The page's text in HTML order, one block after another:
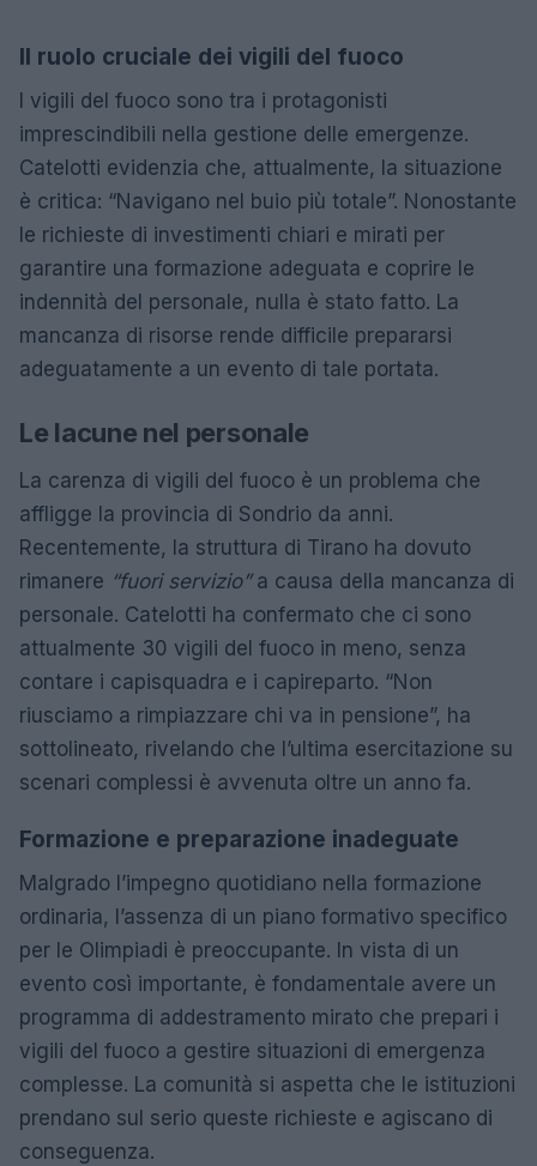
Il ruolo cruciale dei vigili del fuoco
I vigili del fuoco sono tra i protagonisti
imprescindibili nella gestione delle emergenze.
Catelotti evidenzia che, attualmente, la situazione
è critica: “Navigano nel buio più totale”. Nonostante
le richieste di investimenti chiari e mirati per
garantire una formazione adeguata e coprire le
indennità del personale, nulla è stato fatto. La
mancanza di risorse rende difficile prepararsi
adeguatamente a un evento di tale portata.
Le lacune nel personale
La carenza di vigili del fuoco è un problema che
affligge la provincia di Sondrio da anni.
Recentemente, la struttura di Tirano ha dovuto
rimanere “fuori servizio”a causa della mancanza di
personale. Catelotti ha confermato che ci sono
attualmente 30 vigili del fuoco in meno, senza
contare i capisquadra e i capireparto. “Non
riusciamo a rimpiazzare chi va in pensione”, ha
sottolineato, rivelando che l’ultima esercitazione su
scenari complessi è avvenuta oltre un anno fa.
Formazione e preparazione inadeguate
Malgrado l’impegno quotidiano nella formazione
ordinaria, l’assenza di un piano formativo specifico
per le Olimpiadi è preoccupante. In vista di un
evento così importante, è fondamentale avere un
programma di addestramento mirato che prepari i
vigili del fuoco a gestire situazioni di emergenza
complesse. La comunità si aspetta che le istituzioni
prendano sul serio queste richieste e agiscano di
conseguenza.